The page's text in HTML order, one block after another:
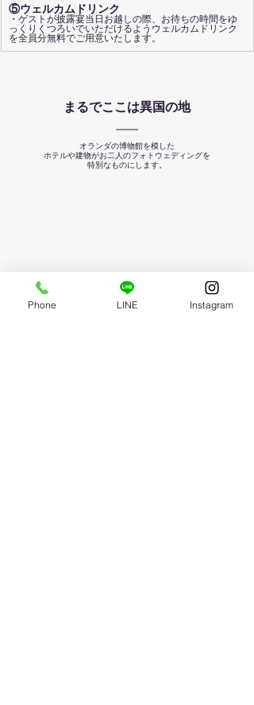
⑤ウェルカムドリンク
・ゲストが披露宴当日お越しの際、お待ちの時間をゆ
っくりくつろいでいただけるようウェルカムドリンク
を全員分無料でご用意いたします。
まるでここは異国の地
オランダの博物館を模した
ホテルや建物がお二人のフォトウェディングを
特別なものにします。
Phone LINE Instagram